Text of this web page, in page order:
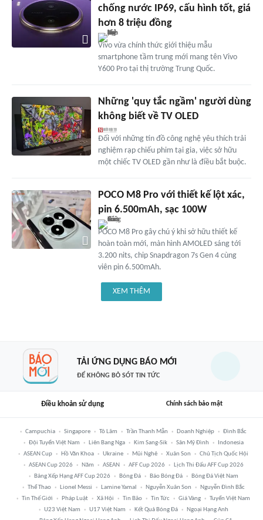
chống nước IP69, cấu hình tốt, giá
hơn 8 triệu đồng
Vivo vừa chính thức giới thiệu mẫu
smartphone tầm trung mới mang tên Vivo
Y600 Pro tại thị trường Trung Quốc.
Những 'quy tắc ngầm' người dùng
không biết về TV OLED
Đối với những tín đồ công nghệ yêu thích trải
nghiệm rạp chiếu phim tại gia, việc sở hữu
một chiếc TV OLED gần như là điều bắt buộc.
POCO M8 Pro với thiết kế lột xác,
pin 6.500mAh, sạc 100W
POCO M8 Pro gây chú ý khi sở hữu thiết kế
hoàn toàn mới, màn hình AMOLED sáng tới
3.200 nits, chip Snapdragon 7s Gen 4 cùng
viên pin 6.500mAh.
XEM THÊM
TẢI ỨNG DỤNG BÁO MỚI
ĐỂ KHÔNG BỎ SÓT TIN TỨC
Điều khoản sử dụng Chính sách bảo mật
Campuchia Singapore Tô Lâm Trần Thanh Mẫn Doanh Nghiệp
Đình Bắc
Đội Tuyển Việt Nam
Liên Bang Nga Kim Sang-Sik Sân Mỹ Đình
Indonesia
ASEAN Cup
Hồ Văn Khoa Ukraine Mũi Nghê Xuân Son
Chủ Tịch Quốc Hội
ASEAN Cup 2026
Năm ASEAN AFF Cup 2026
Lịch Thi Đấu AFF Cup 2026
Bảng Xếp Hạng AFF Cup 2026
Bóng Đá Báo Bóng Đá
Bóng Đá Việt Nam
Thể Thao
Lionel Messi Lamine Yamal Nguyễn Xuân Son
Nguyễn Đình Bắc
Tin Thế Giới
Pháp Luật Xã Hội Tin Bão Tin Tức Giá Vàng
Tuyển Việt Nam
U23 Việt Nam
U17 Việt Nam Kết Quả Bóng Đá
Ngoại Hạng Anh